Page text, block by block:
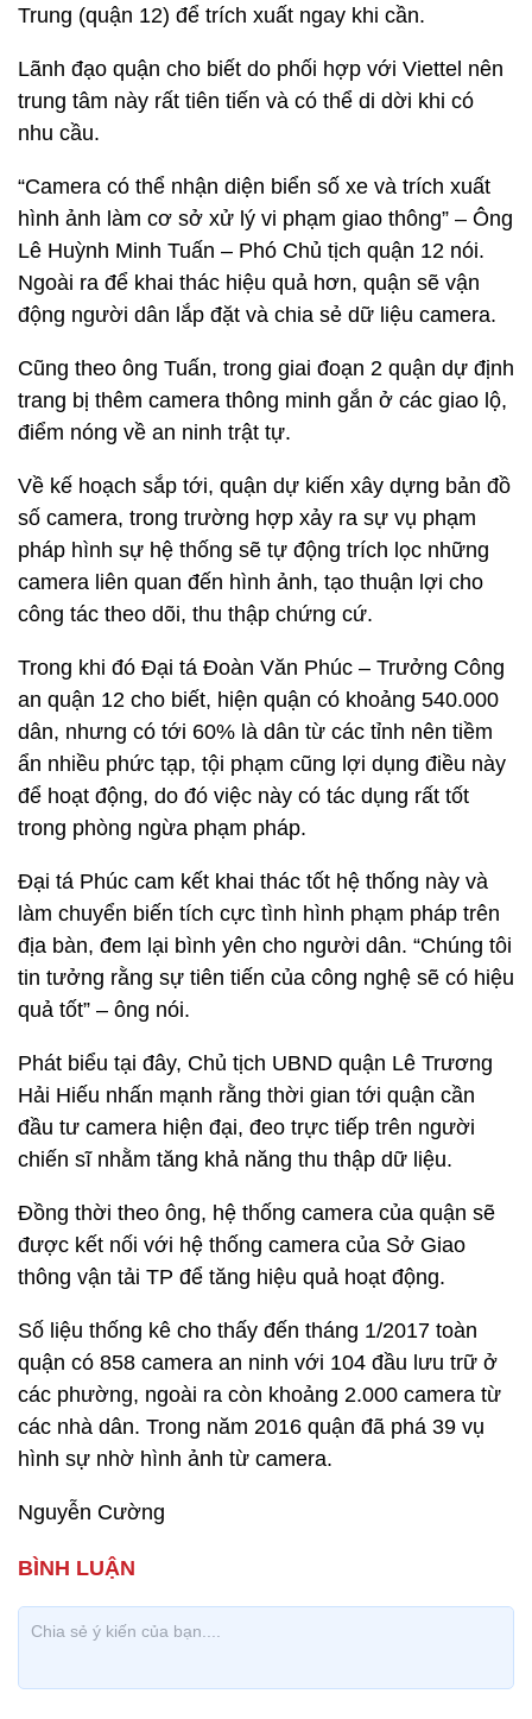
Trung (quận 12) để trích xuất ngay khi cần.
Lãnh đạo quận cho biết do phối hợp với Viettel nên
trung tâm này rất tiên tiến và có thể di dời khi có
nhu cầu.
“Camera có thể nhận diện biển số xe và trích xuất
hình ảnh làm cơ sở xử lý vi phạm giao thông” – Ông
Lê Huỳnh Minh Tuấn – Phó Chủ tịch quận 12 nói.
Ngoài ra để khai thác hiệu quả hơn, quận sẽ vận
động người dân lắp đặt và chia sẻ dữ liệu camera.
Cũng theo ông Tuấn, trong giai đoạn 2 quận dự định
trang bị thêm camera thông minh gắn ở các giao lộ,
điểm nóng về an ninh trật tự.
Về kế hoạch sắp tới, quận dự kiến xây dựng bản đồ
số camera, trong trường hợp xảy ra sự vụ phạm
pháp hình sự hệ thống sẽ tự động trích lọc những
camera liên quan đến hình ảnh, tạo thuận lợi cho
công tác theo dõi, thu thập chứng cứ.
Trong khi đó Đại tá Đoàn Văn Phúc – Trưởng Công
an quận 12 cho biết, hiện quận có khoảng 540.000
dân, nhưng có tới 60% là dân từ các tỉnh nên tiềm
ẩn nhiều phức tạp, tội phạm cũng lợi dụng điều này
để hoạt động, do đó việc này có tác dụng rất tốt
trong phòng ngừa phạm pháp.
Đại tá Phúc cam kết khai thác tốt hệ thống này và
làm chuyển biến tích cực tình hình phạm pháp trên
địa bàn, đem lại bình yên cho người dân. “Chúng tôi
tin tưởng rằng sự tiên tiến của công nghệ sẽ có hiệu
quả tốt” – ông nói.
Phát biểu tại đây, Chủ tịch UBND quận Lê Trương
Hải Hiếu nhấn mạnh rằng thời gian tới quận cần
đầu tư camera hiện đại, đeo trực tiếp trên người
chiến sĩ nhằm tăng khả năng thu thập dữ liệu.
Đồng thời theo ông, hệ thống camera của quận sẽ
được kết nối với hệ thống camera của Sở Giao
thông vận tải TP để tăng hiệu quả hoạt động.
Số liệu thống kê cho thấy đến tháng 1/2017 toàn
quận có 858 camera an ninh với 104 đầu lưu trữ ở
các phường, ngoài ra còn khoảng 2.000 camera từ
các nhà dân. Trong năm 2016 quận đã phá 39 vụ
hình sự nhờ hình ảnh từ camera.
Nguyễn Cường